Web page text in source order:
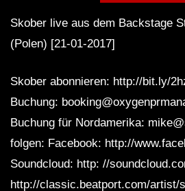
Skober live aus dem Backstage
(Polen) [21-01-2017]
Skober abonnieren: http://bit.ly/
Buchung:
Buchung für Nordamerika:
folgen: Facebook: http://
Soundcloud: http: //
http://classic.beatport.com/artist/